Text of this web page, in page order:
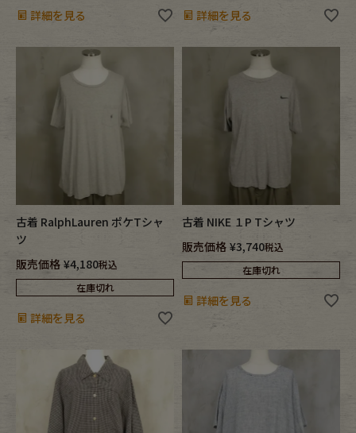
詳細を見る 詳細を見る
古着 RalphLauren ポケTシャ
ツ
販売価格 ¥4,180税込
在庫切れ
詳細を見る
古着 NIKE １P Tシャツ
販売価格 ¥3,740税込
在庫切れ
詳細を見る